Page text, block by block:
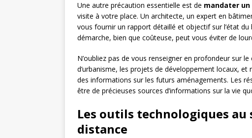
Une autre précaution essentielle est de mandater
visite à votre place. Un architecte, un expert en
vous fournir un rapport détaillé et objectif sur l’état
démarche, bien que coûteuse, peut vous éviter de
N’oubliez pas de vous renseigner en profondeur sur le
d’urbanisme, les projets de développement locaux,
des informations sur les futurs aménagements. Les
être de précieuses sources d’informations sur la vie
Les outils technologiques au
distance